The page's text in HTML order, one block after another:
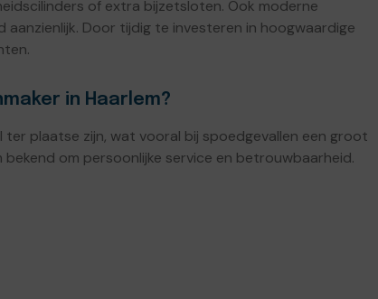
of extra bijzetsloten. Ook moderne
Door tijdig te investeren in hoogwaardige
in Haarlem?
ter plaatse zijn, wat vooral bij spoedgevallen een groot
om persoonlijke service en betrouwbaarheid.